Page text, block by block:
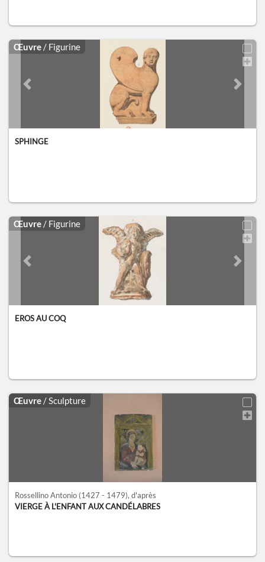
Œuvre / Figurine
Previous slide Next
SPHINGE
Œuvre / Figurine
Previous slide Next
EROS AU COQ
Œuvre / Sculpture
Rossellino Antonio (1427 - 1479), d'après
VIERGE À L'ENFANT AUX CANDÉLABRES